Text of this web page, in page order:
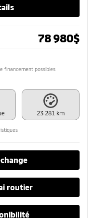
78 980$
financement possibles
23 281 km
routier